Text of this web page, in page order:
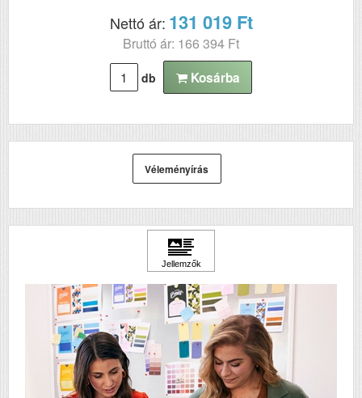
Nettó ár: 131 019 Ft
Bruttó ár: 166 394 Ft
db Kosárba
Véleményírás